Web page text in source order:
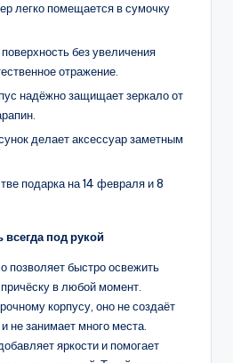
легко помещается в сумочку
без увеличения
отражение.
надёжно защищает зеркало от
делает аксессуар заметным
подарка на 14 февраля и 8
всегда под рукой
позволяет быстро освежить
в любой момент.
корпусу, оно не создаёт
не занимает много места.
яркости и помогает